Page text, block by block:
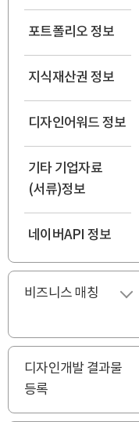
포트폴리오 정보
지식재산권 정보
디자인어워드 정보
기타 기업자료
(서류)정보
네이버API 정보
비즈니스 매칭
디자인개발 결과물
등록